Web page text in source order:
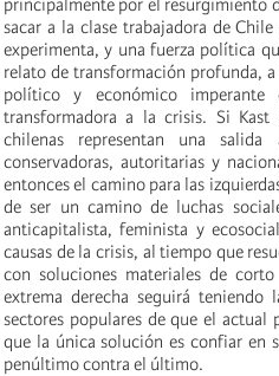
principalmente por el resurgimiento
sacar a la clase trabajadora de
experimenta, y una fuerza política
relato de transformación profunda,
político y económico
transformadora a la crisis. Si Kast
chilenas representan una
conservadoras, autoritarias y
entonces el camino para las
de ser un camino de luchas
anticapitalista, feminista y
causas de la crisis, al tiempo que
con soluciones materiales de
extrema derecha seguirá
sectores populares de que el actual
que la única solución es confiar en
penúltimo contra el último.